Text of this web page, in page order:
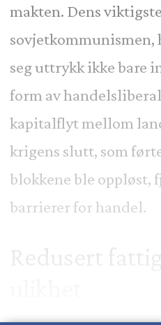
makten. Dens
sovjetkommunismen,
seg uttrykk ikke bare
form av
kapitalflyt mellom
krigens slutt, som
blokkene ble oppløst,
barrierer for handel.
Redusert